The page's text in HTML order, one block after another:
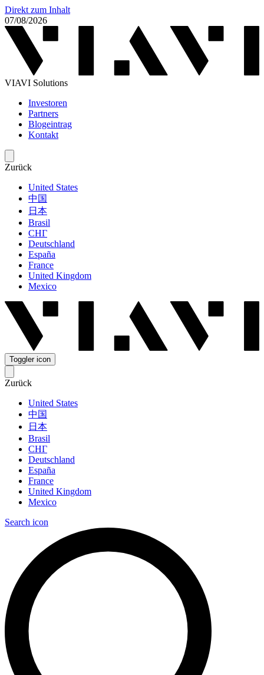
Direkt zum Inhalt
07/08/2026
VIAVI Solutions
Investoren
Partners
Blogeintrag
Kontakt
Zurück
United States
中国
日本
Brasil
СНГ
Deutschland
España
France
United Kingdom
Mexico
Toggler icon
Zurück
United States
中国
日本
Brasil
СНГ
Deutschland
España
France
United Kingdom
Mexico
Search icon